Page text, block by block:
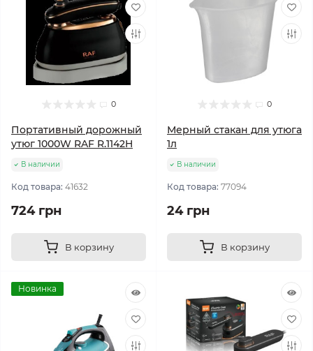
0
Портативный дорожный
утюг 1000W RAF R.1142H
В наличии
Код товара: 41632
724 грн
В корзину
0
Мерный стакан для утюга
1л
В наличии
Код товара: 77094
24 грн
В корзину
Новинка